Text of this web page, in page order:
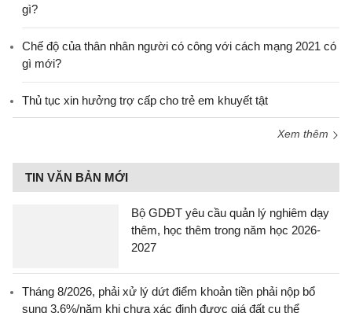
gì?
Chế độ của thân nhân người có công với cách mạng 2021 có
gì mới?
Thủ tục xin hưởng trợ cấp cho trẻ em khuyết tật
Xem thêm
TIN VĂN BẢN MỚI
Bộ GDĐT yêu cầu quản lý nghiêm dạy
thêm, học thêm trong năm học 2026-
2027
Tháng 8/2026, phải xử lý dứt điểm khoản tiền phải nộp bổ
sung 3,6%/năm khi chưa xác định được giá đất cụ thể